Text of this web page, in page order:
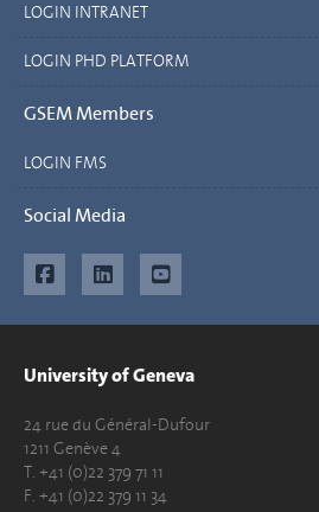
LOGIN INTRANET
LOGIN PHD PLATFORM
GSEM Members
LOGIN FMS
Social Media
University of Geneva
24 rue du Général-Dufour
1211 Genève 4
T. +41 (0)22 379 71 11
F. +41 (0)22 379 11 34